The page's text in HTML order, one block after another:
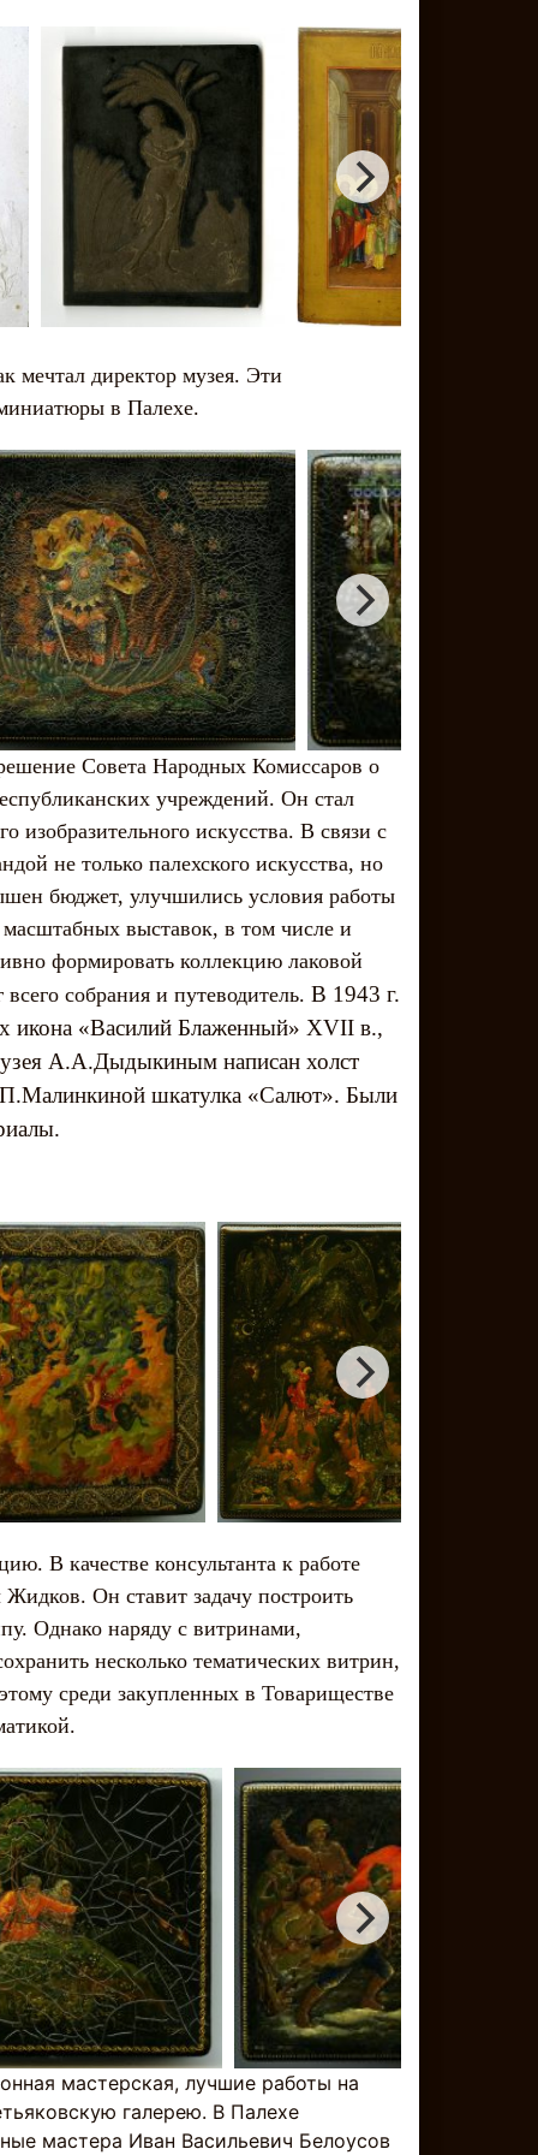
мечтал директор музея. Эти
в Палехе.
Совета Народных Комиссаров о
учреждений. Он стал
изобразительного искусства. В связи с
не только палехского искусства, но
бюджет, улучшились условия работы
масштабных выставок, в том числе и
формировать коллекцию лаковой
собрания и путеводитель.В 1943 г.
икона «Василий Блаженный» XVII в.,
А.А.Дыдыкиным написан холст
шкатулка «Салют». Были
В качестве консультанта к работе
Он ставит задачу построить
Однако наряду с витринами,
несколько тематических витрин,
среди закупленных в Товариществе
мастерская, лучшие работы на
галерею. В Палехе
мастера Иван Васильевич Белоусов